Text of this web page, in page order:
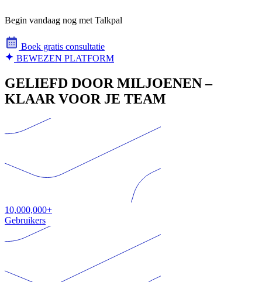
Begin vandaag nog met Talkpal
Boek gratis consultatie
BEWEZEN PLATFORM
GELIEFD DOOR MILJOENEN –
KLAAR VOOR JE TEAM
10,000,000+
Gebruikers